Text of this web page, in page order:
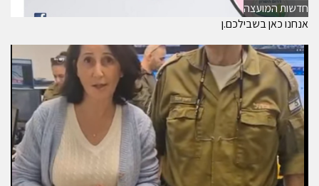
חדשות המועצה
אנחנו כאן בשבילכם.ן